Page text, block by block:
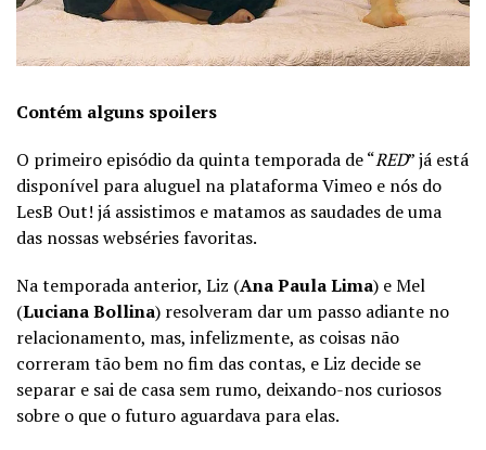
Contém alguns spoilers
O primeiro episódio da quinta temporada de “RED” já está
disponível para aluguel na plataforma Vimeo e nós do
LesB Out! já assistimos e matamos as saudades de uma
das nossas webséries favoritas.
Na temporada anterior, Liz (Ana Paula Lima) e Mel
(Luciana Bollina) resolveram dar um passo adiante no
relacionamento, mas, infelizmente, as coisas não
correram tão bem no fim das contas, e Liz decide se
separar e sai de casa sem rumo, deixando-nos curiosos
sobre o que o futuro aguardava para elas.